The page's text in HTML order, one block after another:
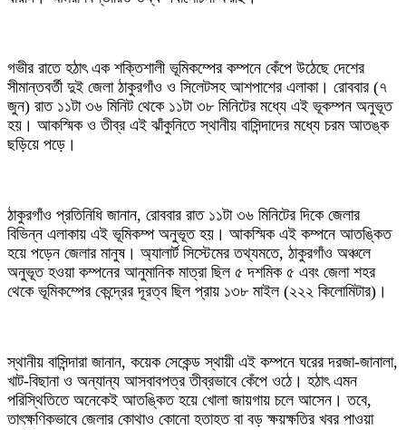
গভীর রাতে হঠাৎ এক শক্তিশালী ভূমিকম্পের কম্পনে কেঁপে উঠেছে দেশের
সীমান্তবর্তী দুই জেলা ঠাকুরগাঁও ও সিলেটসহ আশপাশের এলাকা। রোববার (৭
জুন) রাত ১১টা ৩৬ মিনিট থেকে ১১টা ৩৮ মিনিটের মধ্যে এই ভূকম্পন অনুভূত
হয়। আকস্মিক ও তীব্র এই ঝাঁকুনিতে স্থানীয় বাসিন্দাদের মধ্যে চরম আতঙ্ক
ছড়িয়ে পড়ে।
ঠাকুরগাঁও প্রতিনিধি জানান, রোববার রাত ১১টা ৩৬ মিনিটের দিকে জেলার
বিভিন্ন এলাকায় এই ভূমিকম্প অনুভূত হয়। আকস্মিক এই কম্পনে আতঙ্কিত
হয়ে পড়েন জেলার মানুষ। অ্যালার্ট সিস্টেমের তথ্যমতে, ঠাকুরগাঁও অঞ্চলে
অনুভূত হওয়া কম্পনের আনুমানিক মাত্রা ছিল ৫ দশমিক ৫ এবং জেলা শহর
থেকে ভূমিকম্পের কেন্দ্রের দূরত্ব ছিল প্রায় ১৩৮ মাইল (২২২ কিলোমিটার)।
স্থানীয় বাসিন্দারা জানান, কয়েক সেকেন্ড স্থায়ী এই কম্পনে ঘরের দরজা-জানালা,
খাট-বিছানা ও অন্যান্য আসবাবপত্র তীব্রভাবে কেঁপে ওঠে। হঠাৎ এমন
পরিস্থিতিতে অনেকেই আতঙ্কিত হয়ে খোলা জায়গায় চলে আসেন। তবে,
তাৎক্ষণিকভাবে জেলার কোথাও কোনো হতাহত বা বড় ক্ষয়ক্ষতির খবর পাওয়া